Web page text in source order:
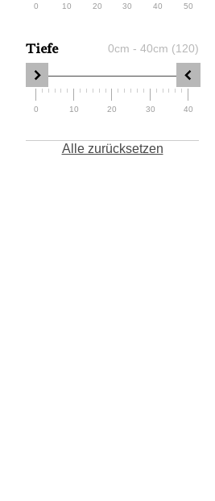
0 10 20 30 40 50
Tiefe 0cm - 40cm (120)
0 10 20 30 40
Alle zurücksetzen